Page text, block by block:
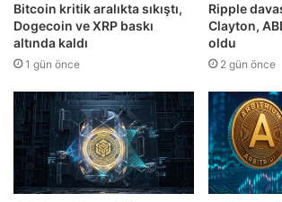
Bitcoin kritik aralıkta sıkıştı,
Dogecoin ve XRP baskı
altında kaldı
1 gün önce
Ripple
Clayton,
oldu
2 gün önce